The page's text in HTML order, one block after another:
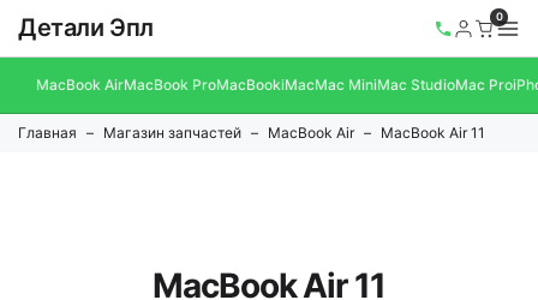
Детали Эпл 0
MacBook AirMacBook ProMacBookiMacMac MiniMac StudioMac Pro
Главная Магазин запчастей MacBook Air MacBook Air 11
MacBook Air 11